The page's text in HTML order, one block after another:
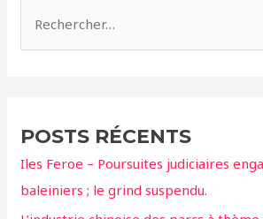
r
c
h
POSTS RÉCENTS
Iles Feroe – Poursuites judiciaires
baleiniers ; le grind suspendu.